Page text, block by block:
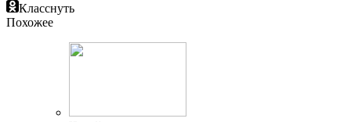
Класснуть
Похожее